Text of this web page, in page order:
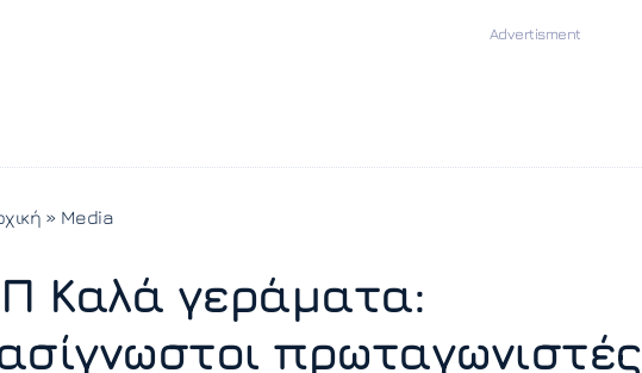
» Media
Καλά γεράματα:
πρωταγωνιστές